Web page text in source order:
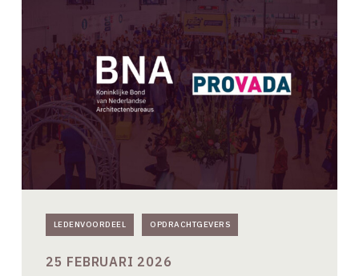
LEDENVOORDEEL OPDRACHTGEVERS
PROVADA:
zichtbaar
en
inhoudelijk
25 FEBRUARI 2026